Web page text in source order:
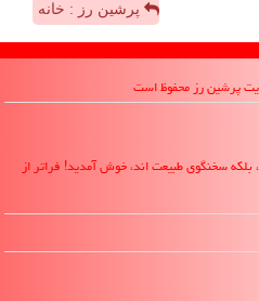
پرشین رز : خانه
بلکه سخنگوی طبیعت اند، خوش آمدید! فراتر از